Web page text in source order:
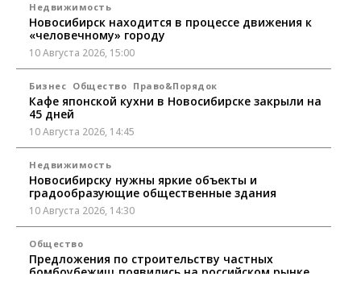
Недвижимость
Новосибирск находится в процессе движения к
«человечному» городу
10 Августа 2026, 15:00
Бизнес Общество Право&Порядок
Кафе японской кухни в Новосибирске закрыли на
45 дней
10 Августа 2026, 14:45
Недвижимость
Новосибирску нужны яркие объекты и
градообразующие общественные здания
10 Августа 2026, 14:30
Общество
Предложения по строительству частных
бомбоубежищ появились на российском рынке